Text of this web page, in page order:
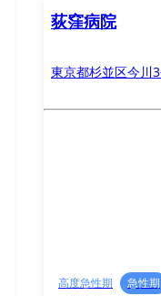
荻窪病院
東京都杉並区今川
高度急性期 急性期